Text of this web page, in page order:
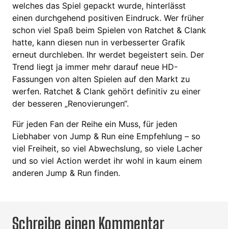
welches das Spiel gepackt wurde, hinterlässt
einen durchgehend positiven Eindruck. Wer früher
schon viel Spaß beim Spielen von Ratchet & Clank
hatte, kann diesen nun in verbesserter Grafik
erneut durchleben. Ihr werdet begeistert sein. Der
Trend liegt ja immer mehr darauf neue HD-
Fassungen von alten Spielen auf den Markt zu
werfen. Ratchet & Clank gehört definitiv zu einer
der besseren „Renovierungen“.
Für jeden Fan der Reihe ein Muss, für jeden
Liebhaber von Jump & Run eine Empfehlung – so
viel Freiheit, so viel Abwechslung, so viele Lacher
und so viel Action werdet ihr wohl in kaum einem
anderen Jump & Run finden.
Schreibe einen Kommentar